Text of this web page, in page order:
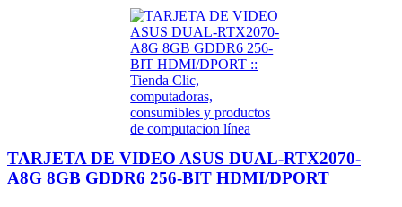
TARJETA DE VIDEO ASUS DUAL-RTX2070-
A8G 8GB GDDR6 256-BIT HDMI/DPORT